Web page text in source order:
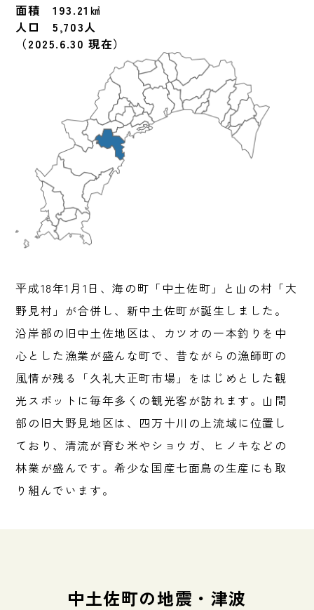
面積 193.21㎢
人口 5,703人
（2025.6.30 現在）
平成18年1月1日、海の町「中土佐町」と山の村「大
野見村」が合併し、新中土佐町が誕生しました。
沿岸部の旧中土佐地区は、カツオの一本釣りを中
心とした漁業が盛んな町で、昔ながらの漁師町の
風情が残る「久礼大正町市場」をはじめとした観
光スポットに毎年多くの観光客が訪れます。山間
部の旧大野見地区は、四万十川の上流域に位置し
ており、清流が育む米やショウガ、ヒノキなどの
林業が盛んです。希少な国産七面鳥の生産にも取
り組んでいます。
中土佐町の地震・津波